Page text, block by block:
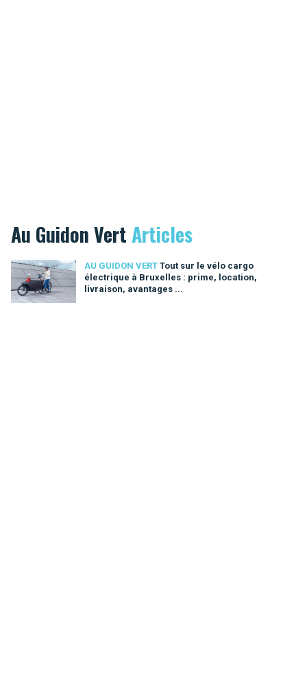
Au Guidon Vert Articles
AU GUIDON VERT Tout sur le vélo cargo
électrique à Bruxelles : prime, location,
livraison, avantages ...